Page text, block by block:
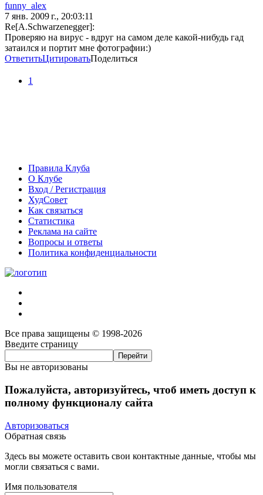
funny_alex
7 янв. 2009 г., 20:03:11
Re[A.Schwarzenegger]:
Проверяю на вирус - вдруг на самом деле какой-нибудь гад
затаился и портит мне фотографии:)
ОтветитьЦитироватьПоделиться
1
Правила Клуба
О Клубе
Вход / Регистрация
ХудСовет
Как связаться
Статистика
Реклама на сайте
Вопросы и ответы
Политика конфиденциальности
Все права защищены © 1998-2026
Введите страницу
Вы не авторизованы
Пожалуйста, авторизуйтесь, чтоб иметь доступ к
полному функционалу сайта
Авторизоваться
Обратная связь
Здесь вы можете оставить свои контактные данные, чтобы мы
могли связаться с вами.
Имя пользователя